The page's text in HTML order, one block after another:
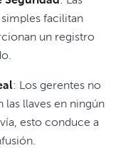
facilitan
un registro
: Los gerentes no
las llaves en ningún
esto conduce a